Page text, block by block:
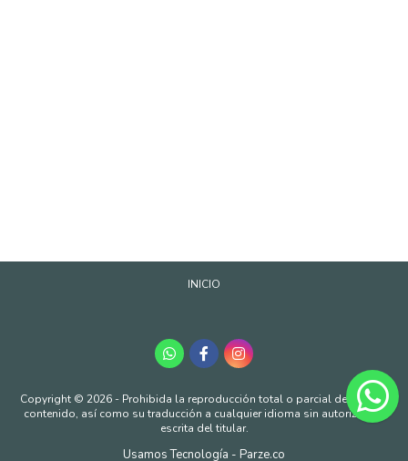
INICIO
Copyright © 2026 - Prohibida la reproducción total o parcial de nuestro
contenido, así como su traducción a cualquier idioma sin autorización
escrita del titular.
Usamos Tecnología - Parze.co